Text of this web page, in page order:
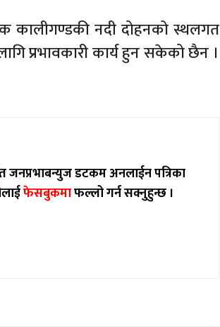
नदी दोहनको स्थलगत
प्रभावकारी कार्य हुन सकेको छैन ।
जनप्रभाबन्युज डटकम अनलाईन पत्रिका
फेसबुकमाफल्लो गर्न सक्नुहुन्छ ।